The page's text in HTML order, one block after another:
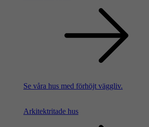
Se våra hus med förhöjt väggliv.
Arkitektritade hus